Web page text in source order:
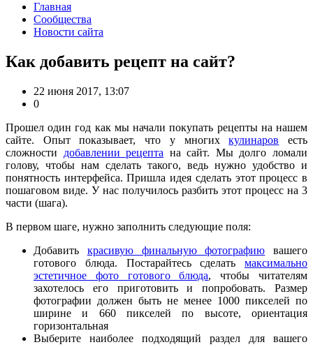
Главная
Сообщества
Новости сайта
Как добавить рецепт на сайт?
22 июня 2017, 13:07
0
Прошел один год как мы начали покупать рецепты на нашем
сайте. Опыт показывает, что у многихкулинаров есть
сложности добавлении рецепта на сайт. Мы долго ломали
голову, чтобы нам сделать такого, ведь нужно удобство и
понятность интерфейса. Пришла идея сделать этот процесс в
пошаговом виде. У нас получилось разбить этот процесс на 3
части (шага).
В первом шаге, нужно заполнить следующие поля:
Добавить красивую финальную фотографию вашего
готового блюда. Постарайтесь сделать максимально
эстетичное фото готового блюда, чтобы читателям
захотелось его приготовить и попробовать. Размер
фотографии должен быть не менее 1000 пикселей по
ширине и 660 пикселей по высоте, ориентация
горизонтальная
Выберите наиболее подходящий раздел для вашего